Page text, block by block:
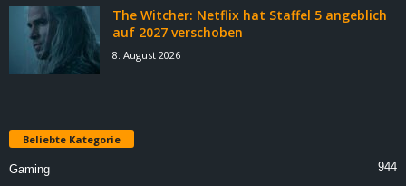
The Witcher: Netflix hat Staffel 5 angeblich
auf 2027 verschoben
8. August 2026
Beliebte Kategorie
Gaming 944